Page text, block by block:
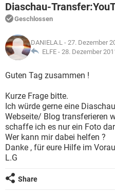
WHATSAPP
FACEBOOK
WINDOWS 10
WHATSAPP
FACEBOOK
SPIELE
ANDROID
WINDOWS 10
WHATSAPP
FACEBOOK
FORUM
SPIELE
ANDROID
FACEBOOK
LEXIKON
SPIELE
ANDROID
WINDOWS 10
WHATSAPP
FACEBOOK
Diaschau-
Geschlossen
DANIELA.L - 27. Dezember
ELFE - 28. Dezember
Guten Tag zusammen !
Kurze Frage bitte.
Ich würde gerne eine
Webseite/ Blog transferieren
schaffe ich es nur ein Foto
Wer kann mir dabei helfen ?
Danke , für eure Hilfe im
L.G
Share